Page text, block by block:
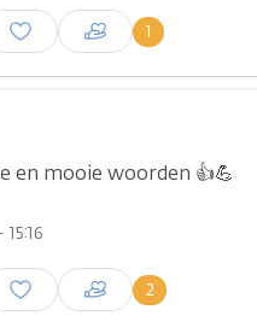
1
een reactie te
en mooie woorden 👍💪
2
een reactie te